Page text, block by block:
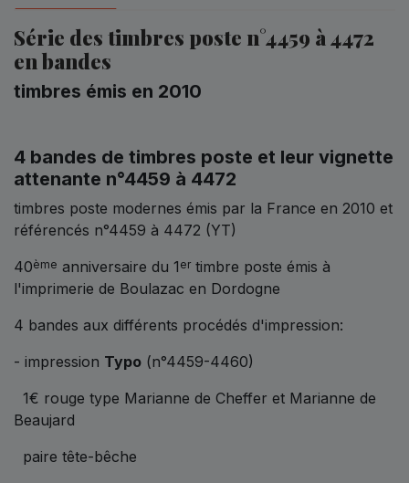
Série des timbres poste n°4459 à 4472
en bandes
timbres émis en 2010
4 bandes de timbres poste et leur vignette
attenante n°4459 à 4472
timbres poste modernes émis par la France en 2010 et
référencés n°4459 à 4472 (YT)
40ème anniversaire du 1 er timbre poste émis à
l'imprimerie de Boulazac en Dordogne
4 bandes aux différents procédés d'impression:
- impression Typo (n°4459-4460)
1€ rouge type Marianne de Cheffer et Marianne de
Beaujard
paire tête-bêche